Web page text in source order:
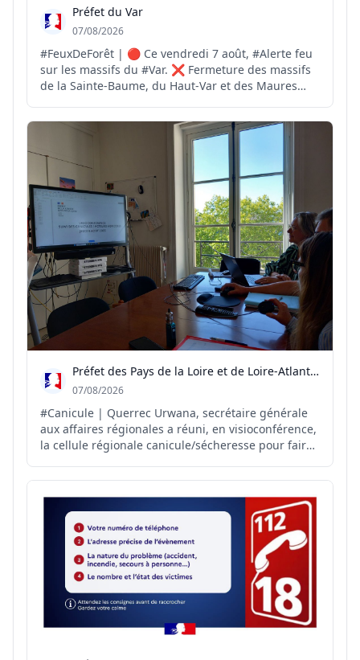
Préfet du Var
07/08/2026
#FeuxDeForêt | 🔴 Ce vendredi 7 août, #Alerte feu
sur les massifs du #Var. ❌ Fermeture des massifs
de la Sainte-Baume, du Haut-Var et des Maures
des massifs des Monts Toulonnais, de la Corniche
des Maures, du Centre-Var et des îles d'Hyères
Préfet des Pays de la Loire et de Loire-Atlantique
07/08/2026
#Canicule | Querrec Urwana, secrétaire générale
aux affaires régionales a réuni, en visioconférence,
la cellule régionale canicule/sécheresse pour faire
conséquences des fortes chaleurs et de la
sécheresse sur le territoire. Autour de cette
réunion : rep...